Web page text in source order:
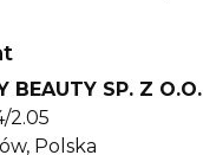
BEAUTY SP. Z O.O.
2.05
Polska